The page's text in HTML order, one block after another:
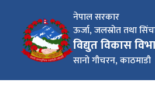
नेपाल सरकार
ऊर्जा, जलस्रोत तथा
विद्युत विकास
सानो गौचरन, काठमाडौ